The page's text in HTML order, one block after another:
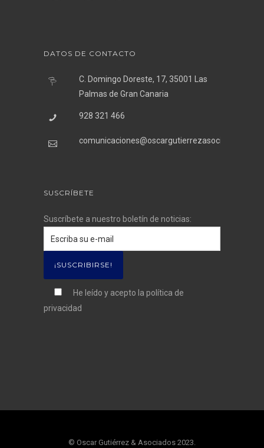
DATOS DE CONTACTO
C. Domingo Doreste, 17, 35001 Las
Palmas de Gran Canaria
928 321 466
comunicaciones@oscargutierrezasociados.com
SUSCRÍBETE
Suscríbete a nuestro boletín de noticias:
He leído y acepto la política de
privacidad
© Oscar Gutiérrez & Asociados 2023.